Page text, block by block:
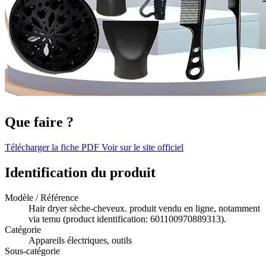
Que faire ?
Télécharger la fiche PDF Voir sur le site officiel
Identification du produit
Modèle / Référence
Hair dryer sèche-cheveux. produit vendu en ligne, notamment
via temu (product identification: 601100970889313).
Catégorie
Appareils électriques, outils
Sous-catégorie